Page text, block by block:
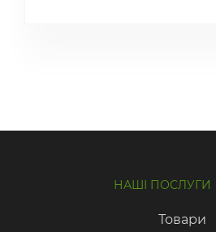
НАШІ ПОСЛУГИ
Товари